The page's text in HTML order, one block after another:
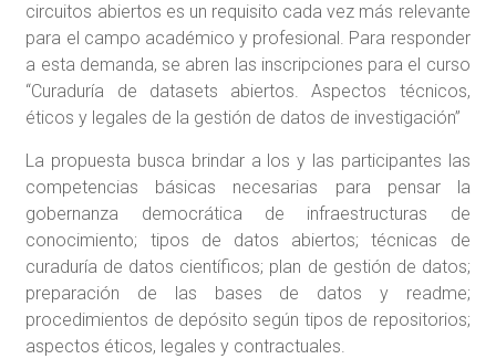
circuitos abiertos es un requisito cada vez más relevante
para el campo académico y profesional. Para responder
a esta demanda, se abren las inscripciones para el curso
“Curaduría de datasets abiertos. Aspectos técnicos,
éticos y legales de la gestión de datos de investigación”
La propuesta busca brindar a los y las participantes las
competencias básicas necesarias para pensar la
gobernanza democrática de infraestructuras de
conocimiento; tipos de datos abiertos; técnicas de
curaduría de datos científicos; plan de gestión de datos;
preparación de las bases de datos y readme;
procedimientos de depósito según tipos de repositorios;
aspectos éticos, legales y contractuales.